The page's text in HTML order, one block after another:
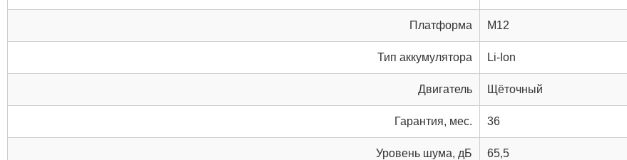
Платформа M12
Тип аккумулятора Li-Ion
Двигатель Щёточный
Гарантия, мес. 36
Уровень шума, дБ 65,5